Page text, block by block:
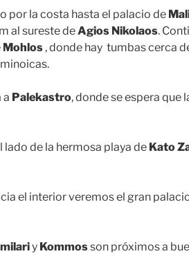
por la costa hasta el palacio de
al sureste deAgios Nikolaos.
Mohlos , donde hay tumbas cerca
a Palekastro, donde se espera que
de la hermosa playa de Kato
el interior veremos el gran
y Kommosson próximos a